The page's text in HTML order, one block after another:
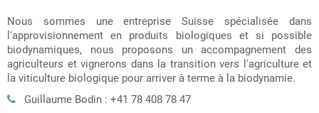
Nous sommes une entreprise Suisse spécialisée dans
l'approvisionnement en produits biologiques et si possible
biodynamiques, nous proposons un accompagnement des
agriculteurs et vignerons dans la transition vers l'agriculture et
la viticulture biologique pour arriver à terme à la biodynamie.
Guillaume Bodin : +41 78 408 78 47